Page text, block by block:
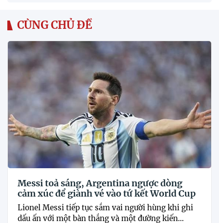
CÙNG CHỦ ĐỀ
Messi toả sáng, Argentina ngược dòng
cảm xúc để giành vé vào tứ kết World Cup
Lionel Messi tiếp tục sắm vai người hùng khi ghi
dấu ấn với một bàn thắng và một đường kiến...